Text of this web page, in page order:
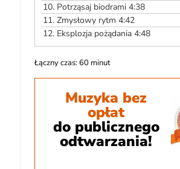
10. Potrząsaj biodrami 4:38
11.Zmysłowy rytm 4:42
12. Eksplozja pożądania 4:48
Łączny czas: 60 minut
Muzyka bez
opłat
do publicznego
odtwarzania!